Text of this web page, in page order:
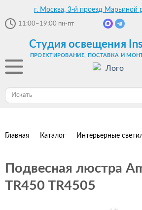
г. Москва, 3-й проезд Марьиной
11:00–19:00 пн-пт
Студия освещения
ПРОЕКТИРОВАНИЕ, ПОСТАВКА И
Главная Каталог Интерьерные
Подвесная люстра
TR450 TR4505